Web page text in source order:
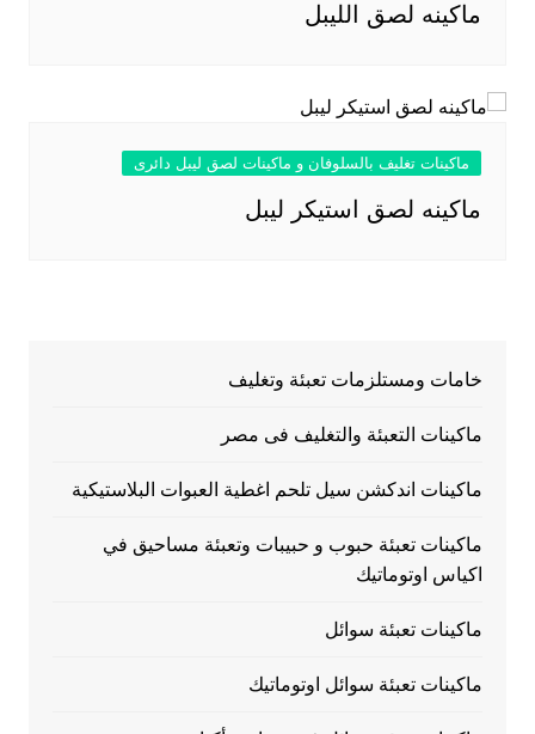
ماكينه لصق الليبل
ماكينات تغليف بالسلوفان و ماكينات لصق ليبل دائرى
ماكينه لصق استيكر ليبل
خامات ومستلزمات تعبئة وتغليف
ماكينات التعبئة والتغليف فى مصر
ماكينات اندكشن سيل تلحم اغطية العبوات البلاستيكية
ماكينات تعبئة حبوب و حبيبات وتعبئة مساحيق في
اكياس اوتوماتيك
ماكينات تعبئة سوائل
ماكينات تعبئة سوائل اوتوماتيك